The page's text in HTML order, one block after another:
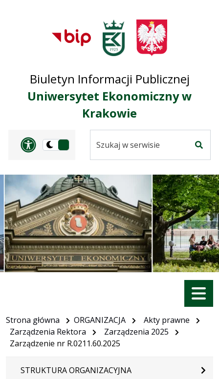
Przejdź do
głównego menu
Przejdź do treści
Przejdź do mapy
serwisu
Biuletyn Informacji Publicznej
Uniwersytet Ekonomiczny w
Krakowie
Panel dostosowania
Przełącz
ciemną
serwisie
Menu
Strona główna ORGANIZACJA
Akty prawne
Zarządzenia Rektora
Zarządzenia 2025
Zarządzenie nr R.0211.60.2025
STRUKTURA ORGANIZACYJNA